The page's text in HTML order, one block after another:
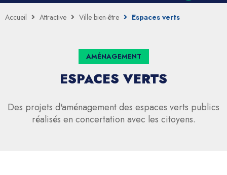
Accueil Attractive Ville bien-être Espaces verts
AMÉNAGEMENT
ESPACES VERTS
Des projets d'aménagement des espaces verts publics
réalisés en concertation avec les citoyens.